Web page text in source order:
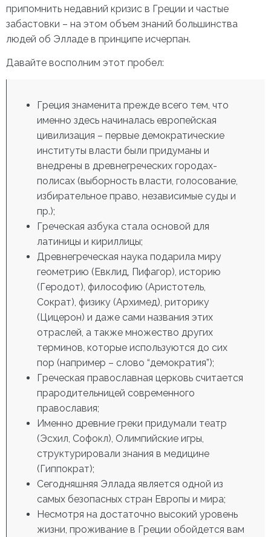
припомнить недавний кризис в Греции и частые
забастовки – на этом объем знаний большинства
людей об Элладе в принципе исчерпан.
Давайте восполним этот пробел:
Греция знаменита прежде всего тем, что
именно здесь начиналась европейская
цивилизация – первые демократические
институты власти были придуманы и
внедрены в древнегреческих городах-
полисах (выборность власти, голосование,
избирательное право, независимые суды и
пр.);
Греческая азбука стала основой для
латиницы и кириллицы;
Древнегреческая наука подарила миру
геометрию (Евклид, Пифагор), историю
(Геродот), философию (Аристотель,
Сократ), физику (Архимед), риторику
(Цицерон) и даже сами названия этих
отраслей, а также множество других
терминов, которые используются до сих
пор (например – слово “демократия”);
Греческая православная церковь считается
прародительницей современного
православия;
Именно древние греки придумали театр
(Эсхил, Софокл), Олимпийские игры,
структурировали знания в медицине
(Гиппократ);
Сегодняшняя Эллада является одной из
самых безопасных стран Европы и мира;
Несмотря на достаточно высокий уровень
жизни, проживание в Греции обойдется вам